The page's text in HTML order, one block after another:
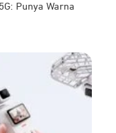
Punya Warna